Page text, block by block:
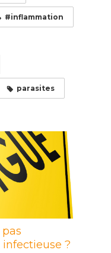
#inflammation
parasites
?